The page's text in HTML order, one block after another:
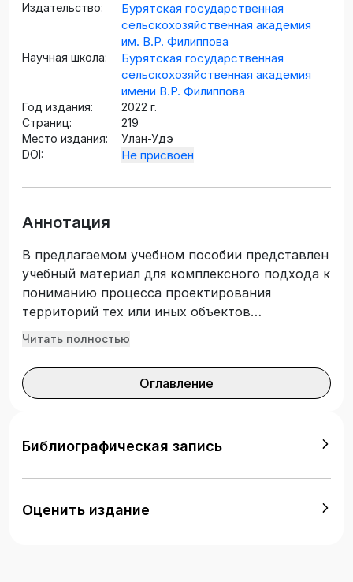
Издательство:
Бурятская государственная
сельскохозяйственная академия
им. В.Р. Филиппова
Научная школа:
Бурятская государственная
сельскохозяйственная академия
имени В.Р. Филиппова
Год издания:
2022 г.
Страниц:
219
Место издания:
Улан-Удэ
DOI:
Не присвоен
Аннотация
В предлагаемом учебном пособии представлен
учебный материал для комплексного подхода к
пониманию процесса проектирования
территорий тех или иных объектов
ландшафтной архитектуры во взаимодействии
со всеми вытекающими последствиями
вмешательства человека. Учебное пособие
«Теория и методология ландшафтной
направлению 35.03.10 «Ландшафтная
архитектура».
Читать полностью
Оглавление
Библиографическая запись
Оценить издание